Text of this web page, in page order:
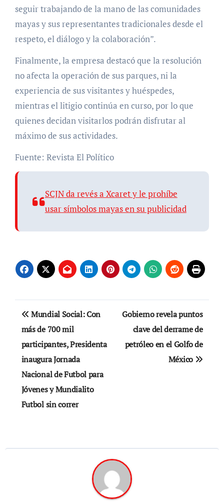
seguir trabajando de la mano de las comunidades
mayas y sus representantes tradicionales desde el
respeto, el diálogo y la colaboración”.
Finalmente, la empresa destacó que la resolución
no afecta la operación de sus parques, ni la
experiencia de sus visitantes y huéspedes,
mientras el litigio continúa en curso, por lo que
quienes decidan visitarlos podrán disfrutar al
máximo de sus actividades.
Fuente: Revista El Político
SCJN da revés a Xcaret y le prohíbe
usar símbolos mayas en su publicidad
Navegación
de
entradas
Mundial Social: Con
más de 700 mil
participantes, Presidenta
inaugura Jornada
Nacional de Futbol para
Jóvenes y Mundialito
Futbol sin correr
Gobierno revela puntos
clave del derrame de
petróleo en el Golfo de
México